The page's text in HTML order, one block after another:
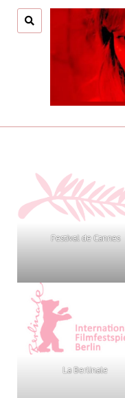
Festival de Cannes
La Berlinale